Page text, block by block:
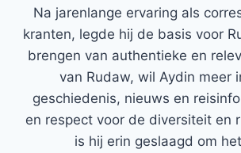
Na jarenlange ervaring als
kranten, legde hij de basis voor
brengen van authentieke en
van Rudaw, wil Aydin meer
geschiedenis, nieuws en
en respect voor de diversiteit en
is hij erin geslaagd om